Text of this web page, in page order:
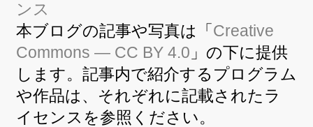
本ブログの記事や写真は「Creative
Commons — CC BY 4.0 」の下に提供
します。記事内で紹介するプログラム
や作品は、それぞれに記載されたラ
イセンスを参照ください。